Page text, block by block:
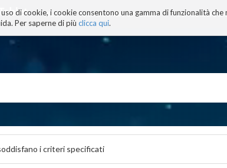
di cookie, i cookie consentono una gamma di funzionalità
Per saperne di più clicca qui.
BLOG TECNOCONSAPEVOLEZZA
i criteri specificati